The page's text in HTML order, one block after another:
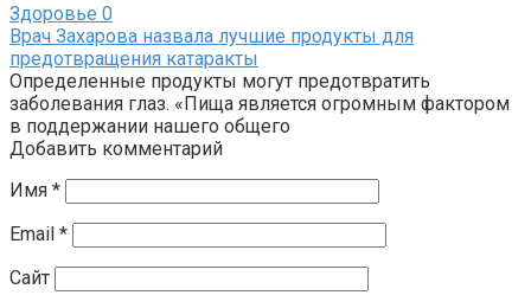
Здоровье 0
Врач Захарова назвала лучшие продукты для
предотвращения катаракты
Определенные продукты могут предотвратить
заболевания глаз. «Пища является огромным фактором
в поддержании нашего общего
Добавить комментарий
Имя *
Email *
Сайт